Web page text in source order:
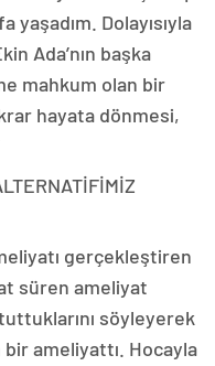
Dolayısıyla
Ada’nın başka
mahkum olan bir
hayata dönmesi,
gerçekleştiren
süren ameliyat
söyleyerek
bir ameliyattı. Hocayla